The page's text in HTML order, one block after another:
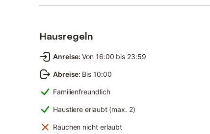
Hausregeln
Anreise: Von 16:00 bis 23:59
Abreise: Bis 10:00
Familienfreundlich
Haustiere erlaubt (max. 2)
Rauchen nicht erlaubt